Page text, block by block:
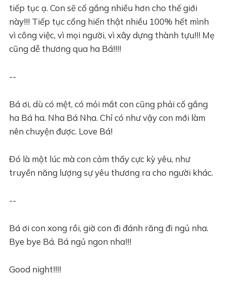
tiếp tục ạ. Con sẽ cố gắng nhiều hơn cho thế giới
này!!! Tiếp tục cống hiến thật nhiều 100% hết mình
vì công việc, vì mọi người, vì xây dựng thành tựu!!! Mẹ
cũng dễ thương qua ha Bá!!!!
--
Bá ơi, dù có mệt, có mỏi mắt con cũng phải cố gắng
ha Bá ha. Nha Bá Nha. Chỉ có như vậy con mới làm
nên chuyện được. Love Bá!
Đó là một lúc mà con cảm thấy cực kỳ yêu, như
truyền năng lượng sự yêu thương ra cho người khác.
--
Bá ơi con xong rồi, giờ con đi đánh răng đi ngủ nha.
Bye bye Bá. Bá ngủ ngon nha!!!
Good night!!!!